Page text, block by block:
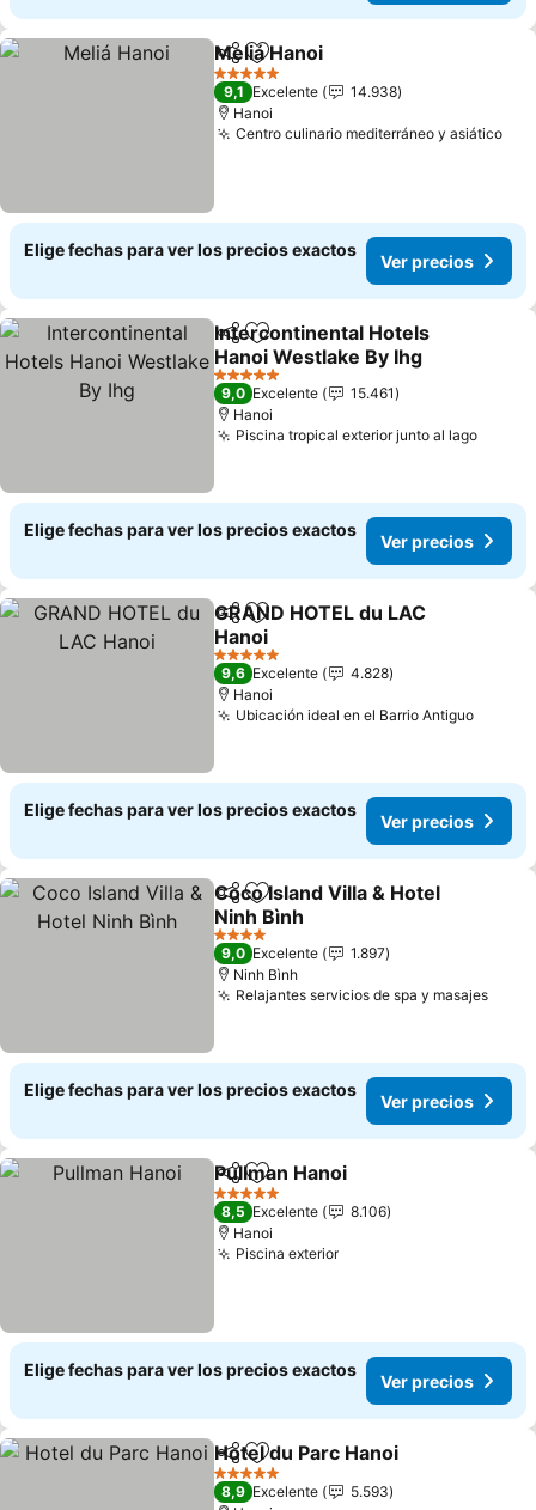
CompartirAgregar a favoritos
Meliá Hanoi
5 Estrellas
9,1 Excelente
14.938
Hanoi
Centro culinario mediterráneo y asiático
Elige fechas para ver los precios exactos
Ver precios
CompartirAgregar a favoritos
Intercontinental Hotels
Hanoi Westlake By Ihg
Ver precios
5 Estrellas
9,0 Excelente
15.461
Hanoi
Piscina tropical exterior junto al lagoVer
Elige fechas para ver los precios exactos
Ver precios
CompartirAgregar a favoritos
GRAND HOTEL du LAC
Hanoi
Ver precios
5 Estrellas
9,6 Excelente
4.828
Hanoi
Ubicación ideal en el Barrio AntiguoVer
Elige fechas para ver los precios exactos
Ver precios
CompartirAgregar a favoritos
Coco Island Villa & Hotel
Ninh Bình
Ver precios
4 Estrellas
9,0 Excelente
1.897
Ninh Bình
Relajantes servicios de spa y masajesVer
Elige fechas para ver los precios exactos
Ver precios
CompartirAgregar a favoritos
Pullman Hanoi
5 Estrellas
8,5 Excelente
8.106
Hanoi
Piscina exteriorVer precios
Elige fechas para ver los precios exactos
Ver precios
CompartirAgregar a favoritos
Hotel du Parc Hanoi
5 Estrellas
8,9 Excelente
5.593